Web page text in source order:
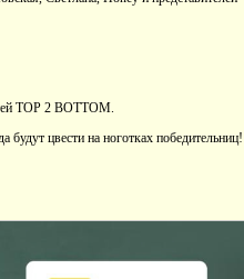
TOP 2 BOTTOM.
цвести на ноготках победительниц!